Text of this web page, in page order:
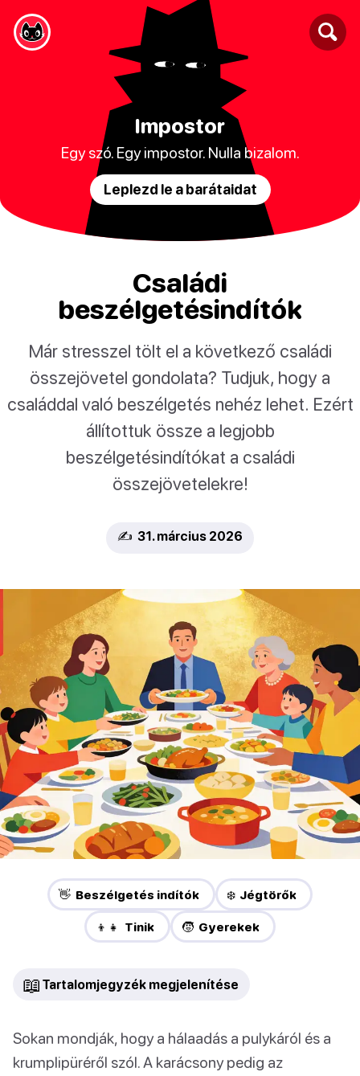
Impostor
Egy szó. Egy impostor. Nulla bizalom.
Leplezd le a barátaidat
Családi
beszélgetésindítók
Már stresszel tölt el a következő családi
összejövetel gondolata? Tudjuk, hogy a
családdal való beszélgetés nehéz lehet. Ezért
állítottuk össze a legjobb
beszélgetésindítókat a családi
összejövetelekre!
✍️ 31. március 2026
👋 Beszélgetés indítók ❄️ Jégtörők
👦👧 Tinik 🧒 Gyerekek
📖 Tartalomjegyzék megjelenítése
Sokan mondják, hogy a hálaadás a pulykáról és a
krumplipüréről szól. A karácsony pedig az